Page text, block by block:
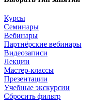
Курсы
Семинары
Вебинары
Партнёрские вебинары
Видеозаписи
Лекции
Мастер-классы
Презентации
Учебные экскурсии
Сбросить фильтр